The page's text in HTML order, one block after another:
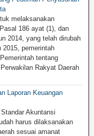
melaksanakan
186 ayat (1), dan
2014, yang telah dirubah
2015, pemerintah
tentang
Rakyat Daerah
Laporan Keuangan
Akuntansi
harus dilaksanakan
sesuai amanat